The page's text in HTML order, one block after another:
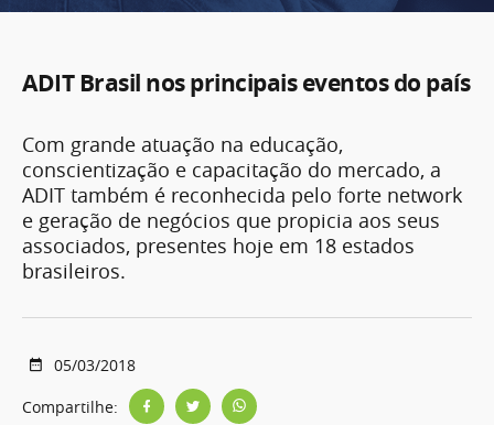
ADIT Brasil nos principais eventos do país
Com grande atuação na educação,
conscientização e capacitação do mercado, a
ADIT também é reconhecida pelo forte network
e geração de negócios que propicia aos seus
associados, presentes hoje em 18 estados
brasileiros.
05/03/2018
Compartilhe: